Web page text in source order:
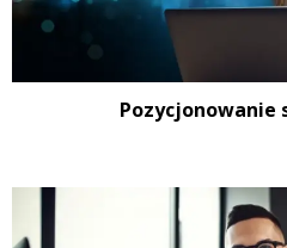
Pozycjonowanie